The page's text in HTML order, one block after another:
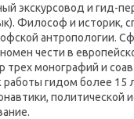
экскурсовод и гид-
Философ и историк,
антропологии.
чести в
трех монографий и
работы гидом более 15
политической